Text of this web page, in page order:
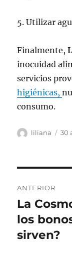
5. Utilizar
Finalmente,
inocuidad
servicios
higiénicas,
consumo.
Autor
liliana 30
de
entradas
ANTERIOR
Entrada
anterior:
La
los
sirven?